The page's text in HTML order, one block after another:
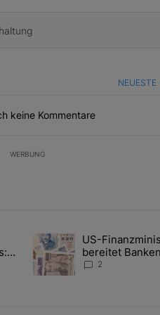
NEUESTE
keine Kommentare
WERBUNG
meisten kommentierten Artikel
Calls bei Situational
Ein Trendartikel mit dem
US-
bereitet
Insider auf
2